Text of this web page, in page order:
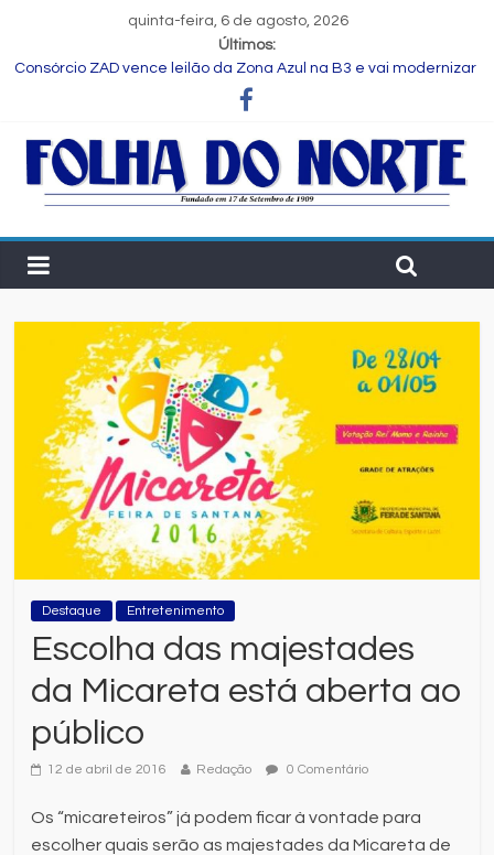
quinta-feira, 6 de agosto, 2026
Últimos:
Consórcio ZAD vence leilão da Zona Azul na B3 e vai modernizar
estacionamento rotativo de Feira de Santana
oficina pedagógica
Estudante de Salvador é selecionada para intercâmbio em
tecnologia na China
objetivo de fortalecer o setor na Bahia
Nordeste deve produzir mais de 1 milhão de toneladas de
algodão pela primeira vez, aponta Etene
Destaque Entretenimento
Escolha das majestades
da Micareta está aberta ao
público
12 de abril de 2016 Redação 0 Comentário
Os “micareteiros” já podem ficar à vontade para
escolher quais serão as majestades da Micareta de